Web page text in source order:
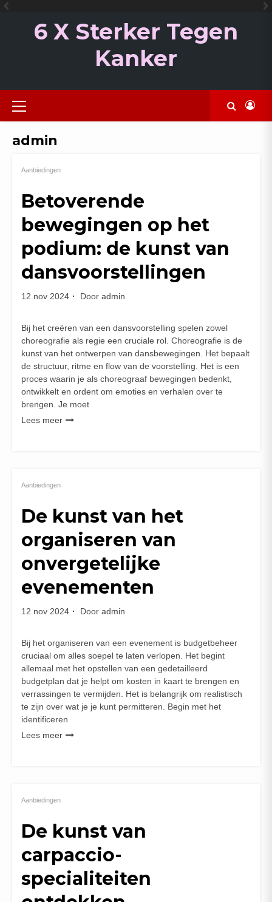
Ga
6 X Sterker Tegen
Kanker
Primair
menu
admin
Aanbiedingen
Betoverende
bewegingen op het
podium: de kunst van
dansvoorstellingen
12 nov 2024 Door admin
Bij het creëren van een dansvoorstelling spelen zowel
choreografie als regie een cruciale rol. Choreografie is de
kunst van het ontwerpen van dansbewegingen. Het bepaalt
de structuur, ritme en flow van de voorstelling. Het is een
proces waarin je als choreograaf bewegingen bedenkt,
ontwikkelt en ordent om emoties en verhalen over te
brengen. Je moet
Lees meer
Aanbiedingen
De kunst van het
organiseren van
onvergetelijke
evenementen
12 nov 2024 Door admin
Bij het organiseren van een evenement is budgetbeheer
cruciaal om alles soepel te laten verlopen. Het begint
allemaal met het opstellen van een gedetailleerd
budgetplan dat je helpt om kosten in kaart te brengen en
verrassingen te vermijden. Het is belangrijk om realistisch
te zijn over wat je je kunt permitteren. Begin met het
identificeren
Lees meer
Aanbiedingen
De kunst van
carpaccio-
specialiteiten